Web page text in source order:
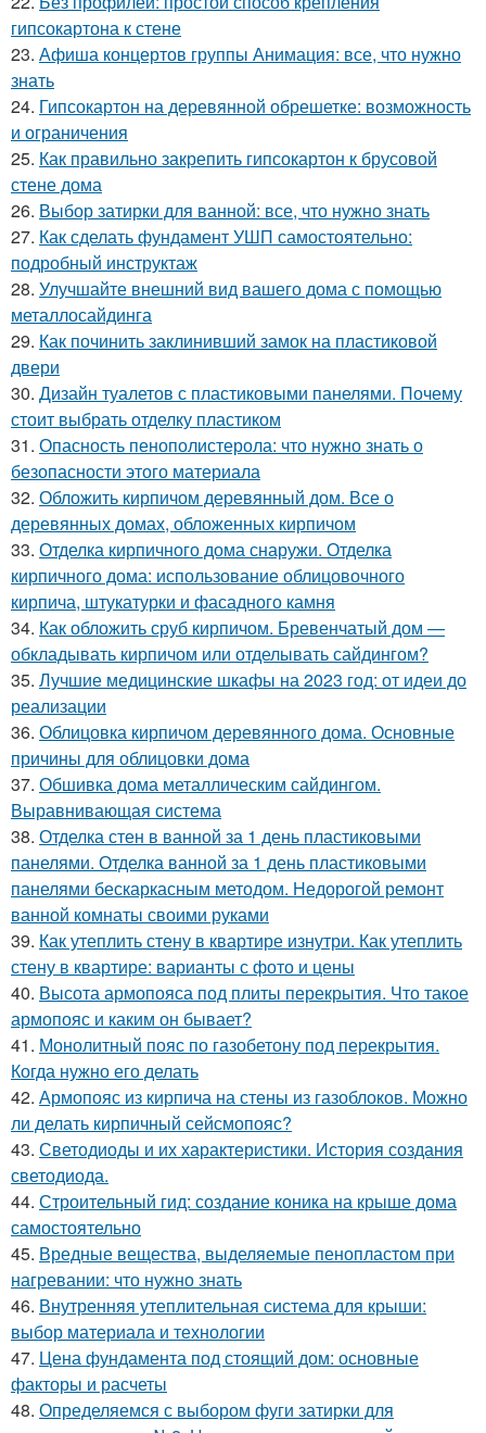
гипсокартона к стене
23. Афиша концертов группы Анимация: все, что нужно
знать
24. Гипсокартон на деревянной обрешетке: возможность
и ограничения
25. Как правильно закрепить гипсокартон к брусовой
стене дома
26. Выбор затирки для ванной: все, что нужно знать
27. Как сделать фундамент УШП самостоятельно:
подробный инструктаж
28. Улучшайте внешний вид вашего дома с помощью
металлосайдинга
29. Как починить заклинивший замок на пластиковой
двери
30. Дизайн туалетов с пластиковыми панелями. Почему
стоит выбрать отделку пластиком
31. Опасность пенополистерола: что нужно знать о
безопасности этого материала
32. Обложить кирпичом деревянный дом. Все о
деревянных домах, обложенных кирпичом
33. Отделка кирпичного дома снаружи. Отделка
кирпичного дома: использование облицовочного
кирпича, штукатурки и фасадного камня
34. Как обложить сруб кирпичом. Бревенчатый дом —
обкладывать кирпичом или отделывать сайдингом?
35. Лучшие медицинские шкафы на 2023 год: от идеи до
реализации
36. Облицовка кирпичом деревянного дома. Основные
причины для облицовки дома
37. Обшивка дома металлическим сайдингом.
Выравнивающая система
38. Отделка стен в ванной за 1 день пластиковыми
панелями. Отделка ванной за 1 день пластиковыми
панелями бескаркасным методом. Недорогой ремонт
ванной комнаты своими руками
39. Как утеплить стену в квартире изнутри. Как утеплить
стену в квартире: варианты с фото и цены
40. Высота армопояса под плиты перекрытия. Что такое
армопояс и каким он бывает?
41. Монолитный пояс по газобетону под перекрытия.
Когда нужно его делать
42. Армопояс из кирпича на стены из газоблоков. Можно
ли делать кирпичный сейсмопояс?
43. Светодиоды и их характеристики. История создания
светодиода.
44. Строительный гид: создание коника на крыше дома
самостоятельно
45. Вредные вещества, выделяемые пенопластом при
нагревании: что нужно знать
46. Внутренняя утеплительная система для крыши:
выбор материала и технологии
47. Цена фундамента под стоящий дом: основные
факторы и расчеты
48. Определяемся с выбором фуги затирки для